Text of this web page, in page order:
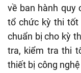
về ban hành quy
tổ chức kỳ thi tốt
chuẩn bị cho kỳ
tra, kiểm tra thi
thiết bị công